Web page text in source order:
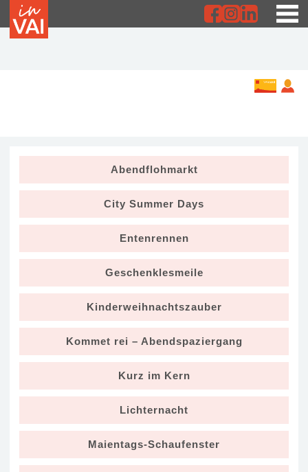
Abendflohmarkt
City Summer Days
Entenrennen
Geschenklesmeile
Kinderweihnachtszauber
Kommet rei – Abendspaziergang
Kurz im Kern
Lichternacht
Maientags-Schaufenster